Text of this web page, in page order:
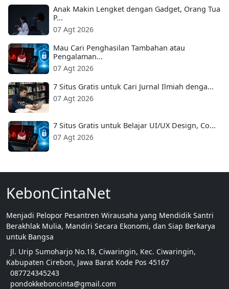
Anak Makin Lengket dengan Gadget, Orang Tua
P...
07 Agt 2026
Mau Cari Penghasilan Tambahan atau
Pengalaman...
07 Agt 2026
7 Situs Gratis untuk Cari Jurnal Ilmiah denga...
07 Agt 2026
7 Situs Gratis untuk Belajar UI/UX Design, Co...
07 Agt 2026
KebonCintaNet
Menjadi Pelopor Pesantren Wirausaha yang Mendidik Santri
Berakhlak Mulia, Mandiri Secara Ekonomi, dan Siap Berkarya
untuk Bangsa
Jl. Urip Sumoharjo No.18, Ciwaringin, Kec. Ciwaringin,
Kabupaten Cirebon, Jawa Barat Kode Pos 45167
087724345243
pondokkeboncinta@gmail.com